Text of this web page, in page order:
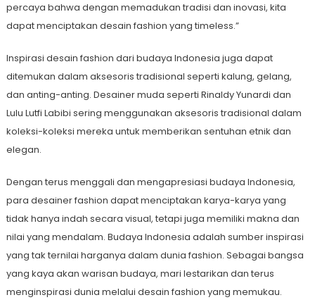
percaya bahwa dengan memadukan tradisi dan inovasi, kita
dapat menciptakan desain fashion yang timeless.”
Inspirasi desain fashion dari budaya Indonesia juga dapat
ditemukan dalam aksesoris tradisional seperti kalung, gelang,
dan anting-anting. Desainer muda seperti Rinaldy Yunardi dan
Lulu Lutfi Labibi sering menggunakan aksesoris tradisional dalam
koleksi-koleksi mereka untuk memberikan sentuhan etnik dan
elegan.
Dengan terus menggali dan mengapresiasi budaya Indonesia,
para desainer fashion dapat menciptakan karya-karya yang
tidak hanya indah secara visual, tetapi juga memiliki makna dan
nilai yang mendalam. Budaya Indonesia adalah sumber inspirasi
yang tak ternilai harganya dalam dunia fashion. Sebagai bangsa
yang kaya akan warisan budaya, mari lestarikan dan terus
menginspirasi dunia melalui desain fashion yang memukau.